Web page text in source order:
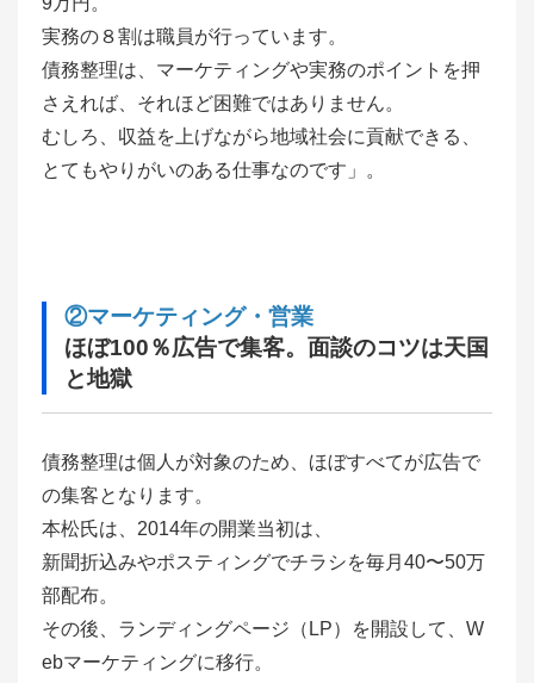
実務の８割は職員が行っています。
債務整理は、マーケティングや実務のポイントを押
さえれば、それほど困難ではありません。
むしろ、収益を上げながら地域社会に貢献できる、
とてもやりがいのある仕事なのです」。
②マーケティング・営業
ほぼ100％広告で集客。面談のコツは天国
と地獄
債務整理は個人が対象のため、ほぼすべてが広告で
の集客となります。
本松氏は、2014年の開業当初は、
新聞折込みやポスティングでチラシを毎月40〜50万
部配布。
その後、ランディングページ（LP）を開設して、W
ebマーケティングに移行。